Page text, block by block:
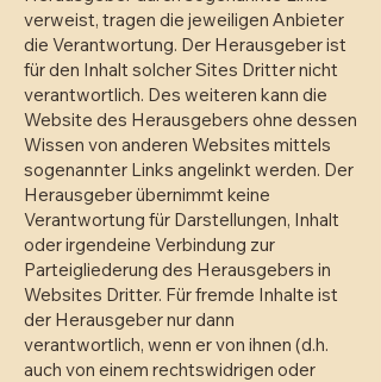
verweist, tragen die jeweiligen Anbieter
die Verantwortung. Der Herausgeber ist
für den Inhalt solcher Sites Dritter nicht
verantwortlich. Des weiteren kann die
Website des Herausgebers ohne dessen
Wissen von anderen Websites mittels
sogenannter Links angelinkt werden. Der
Herausgeber übernimmt keine
Verantwortung für Darstellungen, Inhalt
oder irgendeine Verbindung zur
Parteigliederung des Herausgebers in
Websites Dritter. Für fremde Inhalte ist
der Herausgeber nur dann
verantwortlich, wenn er von ihnen (d.h.
auch von einem rechtswidrigen oder